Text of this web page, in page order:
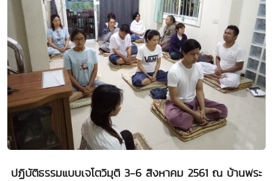
ปฏิบัติธรรมแบบเจโตวิมุติ 3-6 สิงหาคม 2561 ณ บ้านพระ